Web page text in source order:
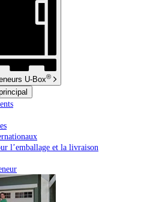
U-Box®
l’emballage et la livraison